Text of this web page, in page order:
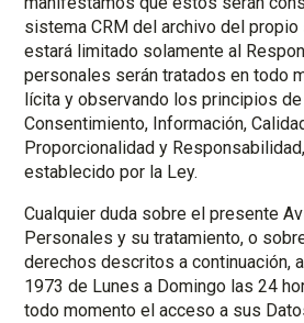
sistema CRM del archivo del
estará limitado solamente al
personales serán tratados en todo
lícita y observando los principios
Consentimiento, Información,
Proporcionalidad y
establecido por la Ley.
Cualquier duda sobre el presente
Personales y su tratamiento, o
derechos descritos a continuación,
1973 de Lunes a Domingo las 24
todo momento el acceso a sus